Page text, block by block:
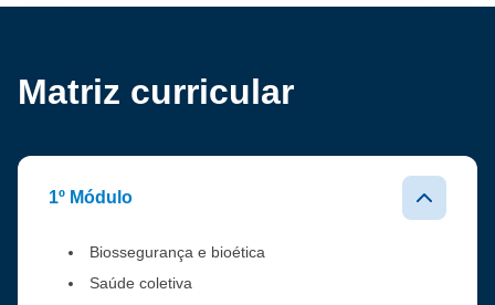
Matriz curricular
1º Módulo
Biossegurança e bioética
Saúde coletiva